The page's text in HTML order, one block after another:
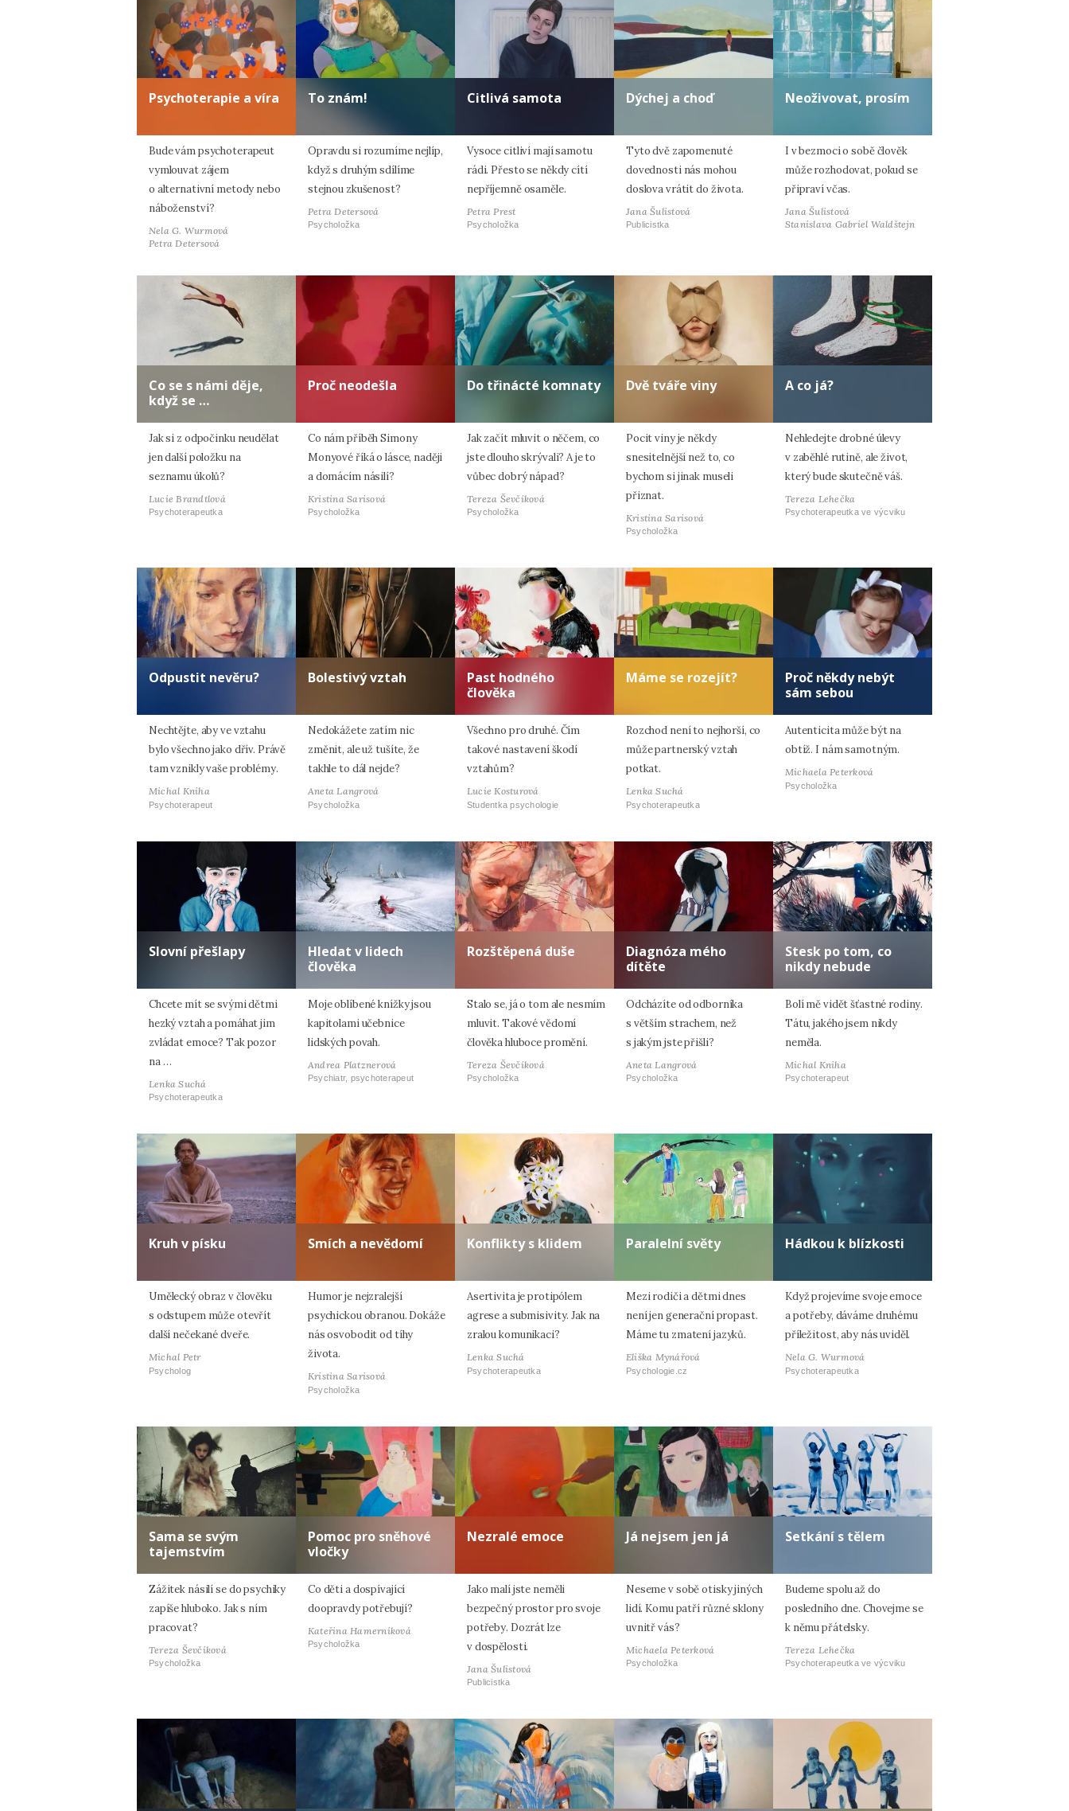
Psychoterapie a víra
Bude vám psychoterapeut
vymlouvat zájem
o alternativní metody nebo
náboženství?
Nela G. Wurmová
Petra Detersová
To znám!
Opravdu si rozumíme nejlíp,
když s druhým sdílíme
stejnou zkušenost?
Petra Detersová
Psycholožka
Citlivá samota
Vysoce citliví mají samotu
rádi. Přesto se někdy cítí
nepříjemně osaměle.
Petra Prest
Psycholožka
Dýchej a choď
Tyto dvě zapomenuté
dovednosti nás mohou
doslova vrátit do života.
Jana Šulistová
Publicistka
Neoživovat, prosím
I v bezmoci o sobě člověk
může rozhodovat, pokud se
připraví včas.
Jana Šulistová
Stanislava Gabriel Waldštejn
Co se s námi děje,
když se …
Jak si z odpočinku neudělat
jen další položku na
seznamu úkolů?
Lucie Brandtlová
Psychoterapeutka
Proč neodešla
Co nám příběh Simony
Monyové říká o lásce, naději
a domácím násilí?
Kristina Sarisová
Psycholožka
Do třinácté komnaty
Jak začít mluvit o něčem, co
jste dlouho skrývali? A je to
vůbec dobrý nápad?
Tereza Ševčíková
Psycholožka
Dvě tváře viny
Pocit viny je někdy
snesitelnější než to, co
bychom si jinak museli
přiznat.
Kristina Sarisová
Psycholožka
A co já?
Nehledejte drobné úlevy
v zaběhlé rutině, ale život,
který bude skutečně váš.
Tereza Lehečka
Psychoterapeutka ve výcviku
Odpustit nevěru?
Nechtějte, aby ve vztahu
bylo všechno jako dřív. Právě
tam vznikly vaše problémy.
Michal Kniha
Psychoterapeut
Bolestivý vztah
Nedokážete zatím nic
změnit, ale už tušíte, že
takhle to dál nejde?
Aneta Langrová
Psycholožka
Past hodného
člověka
Všechno pro druhé. Čím
takové nastavení škodí
vztahům?
Lucie Kosturová
Studentka psychologie
Máme se rozejít?
Rozchod není to nejhorší, co
může partnerský vztah
potkat.
Lenka Suchá
Psychoterapeutka
Proč někdy nebýt
sám sebou
Autenticita může být na
obtíž. I nám samotným.
Michaela Peterková
Psycholožka
Slovní přešlapy
Chcete mít se svými dětmi
hezký vztah a pomáhat jim
zvládat emoce? Tak pozor
na …
Lenka Suchá
Psychoterapeutka
Hledat v lidech
člověka
Moje oblíbené knížky jsou
kapitolami učebnice
lidských povah.
Andrea Platznerová
Psychiatr, psychoterapeut
Rozštěpená duše
Stalo se, já o tom ale nesmím
mluvit. Takové vědomí
člověka hluboce promění.
Tereza Ševčíková
Psycholožka
Diagnóza mého
dítěte
Odcházíte od odborníka
s větším strachem, než
s jakým jste přišli?
Aneta Langrová
Psycholožka
Stesk po tom, co
nikdy nebude
Bolí mě vidět šťastné rodiny.
Tátu, jakého jsem nikdy
neměla.
Michal Kniha
Psychoterapeut
Kruh v písku
Umělecký obraz v člověku
s odstupem může otevřít
další nečekané dveře.
Michal Petr
Psycholog
Smích a nevědomí
Humor je nejzralejší
psychickou obranou. Dokáže
nás osvobodit od tíhy
života.
Kristina Sarisová
Psycholožka
Konflikty s klidem
Asertivita je protipólem
agrese a submisivity. Jak na
zralou komunikaci?
Lenka Suchá
Psychoterapeutka
Paralelní světy
Mezi rodiči a dětmi dnes
není jen generační propast.
Máme tu zmatení jazyků.
Eliška Mynářová
Psychologie.cz
Hádkou k blízkosti
Když projevíme svoje emoce
a potřeby, dáváme druhému
příležitost, aby nás uviděl.
Nela G. Wurmová
Psychoterapeutka
Sama se svým
tajemstvím
Zážitek násilí se do psychiky
zapíše hluboko. Jak s ním
pracovat?
Tereza Ševčíková
Psycholožka
Pomoc pro sněhové
vločky
Co děti a dospívající
doopravdy potřebují?
Kateřina Hamerníková
Psycholožka
Nezralé emoce
Jako malí jste neměli
bezpečný prostor pro svoje
potřeby. Dozrát lze
v dospělosti.
Jana Šulistová
Publicistka
Já nejsem jen já
Neseme v sobě otisky jiných
lidí. Komu patří různé sklony
uvnitř vás?
Michaela Peterková
Psycholožka
Setkání s tělem
Budeme spolu až do
posledního dne. Chovejme se
k němu přátelsky.
Tereza Lehečka
Psychoterapeutka ve výcviku